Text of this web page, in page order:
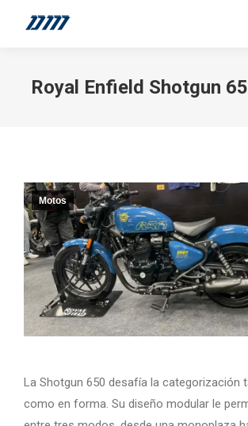
Royal Enfield Shotgun
Motos
La Shotgun 650 desafía la categorización
como en forma. Su diseño modular le